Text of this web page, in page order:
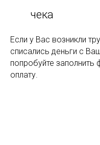
чека
Если у Вас возникли
списались деньги с
попробуйте
оплату.